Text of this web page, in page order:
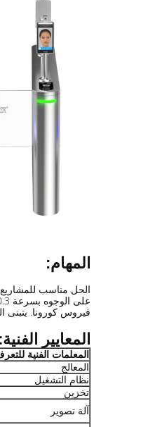
المهام:
فيروس كورونا. يتبنى
المعايير الفنية:
المعلمات الفنية
المعالج
نظام التشغيل
تخزين
آلة تصوير